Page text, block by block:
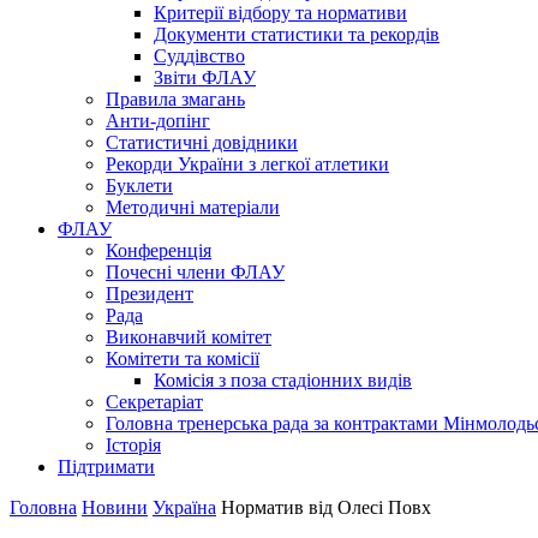
Критерії відбору та нормативи
Документи статистики та рекордів
Суддівство
Звіти ФЛАУ
Правила змагань
Анти-допінг
Статистичні довідники
Рекорди України з легкої атлетики
Буклети
Методичні матеріали
ФЛАУ
Конференція
Почесні члени ФЛАУ
Президент
Рада
Виконавчий комітет
Комітети та комісії
Комісія з поза стадіонних видів
Секретаріат
Головна тренерська рада за контрактами
Історія
Підтримати
Головна Новини Україна Норматив від Олесі Повх